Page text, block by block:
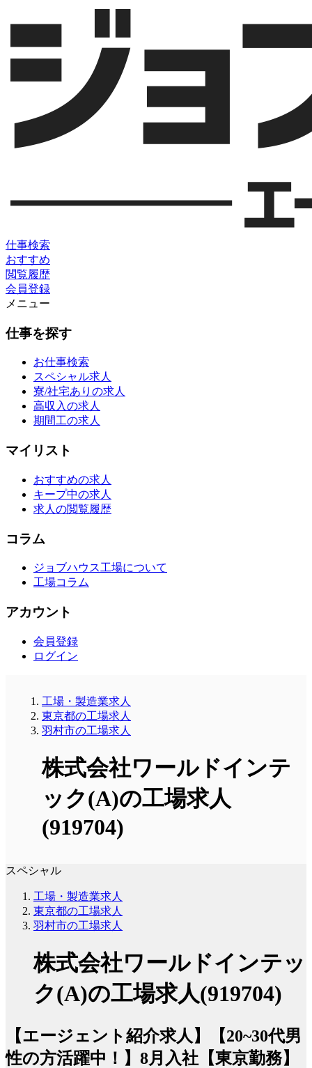
仕事検索
おすすめ
閲覧履歴
会員登録
メニュー
仕事を探す
お仕事検索
スペシャル求人
寮/社宅ありの求人
高収入の求人
期間工の求人
マイリスト
おすすめの求人
キープ中の求人
求人の閲覧履歴
コラム
ジョブハウス工場について
工場コラム
アカウント
会員登録
ログイン
工場・製造業求人
東京都の工場求人
羽村市の工場求人
株式会社ワールドインテ
ック(A)の工場求人
(919704)
スペシャル
工場・製造業求人
東京都の工場求人
羽村市の工場求人
株式会社ワールドインテッ
ク(A)の工場求人(919704)
【エージェント紹介求人】【20~30代男
性の方活躍中！】8月入社【東京勤務】